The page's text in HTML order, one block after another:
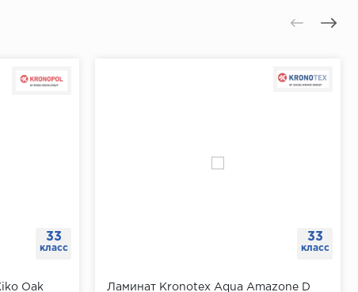
33
класс
Oak
33
класс
Ламинат Kronotex Aqua Amazone D